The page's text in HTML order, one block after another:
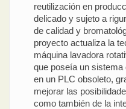
reutilización en
delicado y sujeto a
de calidad y
proyecto actualiza la
máquina lavadora
que poseía un
en un PLC obsoleto,
mejorar las
como también de la